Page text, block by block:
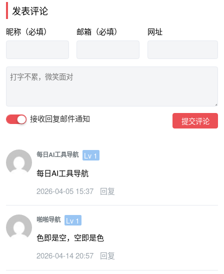
发表评论
昵称（必填） 邮箱（必填） 网址
接收回复邮件通知 提交评论
每日AI工具导航
Lv 1
每日AI工具导航
2026-04-05 15:37
回复
啪啪导航
Lv 1
色即是空，空即是色
2026-04-14 20:57
回复